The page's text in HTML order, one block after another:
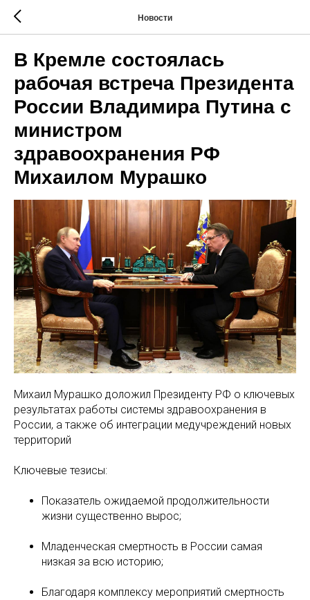
Новости
В Кремле состоялась
рабочая встреча Президента
России Владимира Путина с
министром
здравоохранения РФ
Михаилом Мурашко
Михаил Мурашко доложил Президенту РФ о ключевых
результатах работы системы здравоохранения в
России, а также об интеграции медучреждений новых
территорий
Ключевые тезисы:
Показатель ожидаемой продолжительности
жизни существенно вырос;
Младенческая смертность в России самая
низкая за всю историю;
Благодаря комплексу мероприятий смертность